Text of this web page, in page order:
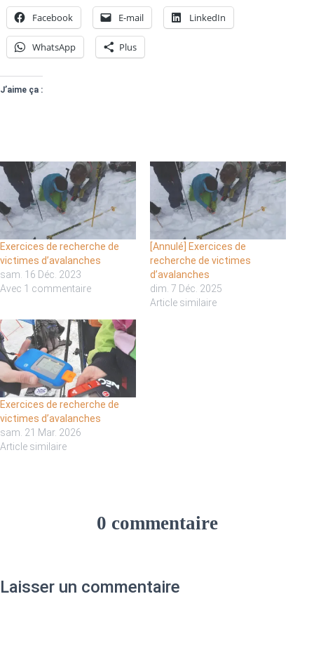
Facebook E-mail LinkedIn
WhatsApp Plus
J’aime ça :
Exercices de recherche de
victimes d’avalanches
sam. 16 Déc. 2023
Avec 1 commentaire
[Annulé] Exercices de
recherche de victimes
d’avalanches
dim. 7 Déc. 2025
Article similaire
Exercices de recherche de
victimes d’avalanches
sam. 21 Mar. 2026
Article similaire
0 commentaire
Laisser un commentaire